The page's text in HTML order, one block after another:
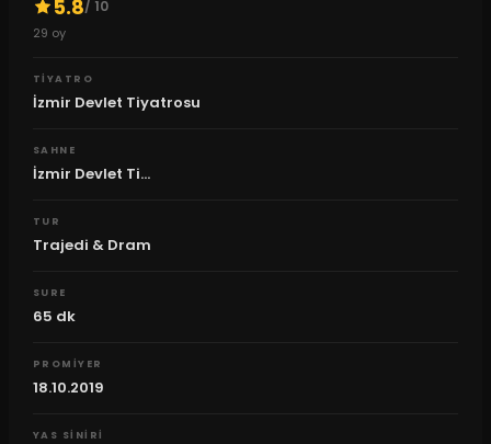
5.8/ 10
29 oy
TIYATRO
İzmir Devlet Tiyatrosu
SAHNE
İzmir Devlet Ti...
TUR
Trajedi & Dram
SURE
65 dk
PROMIYER
18.10.2019
YAS SINIRI